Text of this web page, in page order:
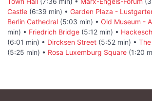
Castle (6:39 min) • Garden Plaza -
Berlin Cathedral (5:03 min) • Old Museum -
min) • Friedrich Bridge (5:12 min) •
(6:01 min) • Dircksen Street (5:52 min) •
(5:25 min) • Rosa Luxemburg Square (1:20